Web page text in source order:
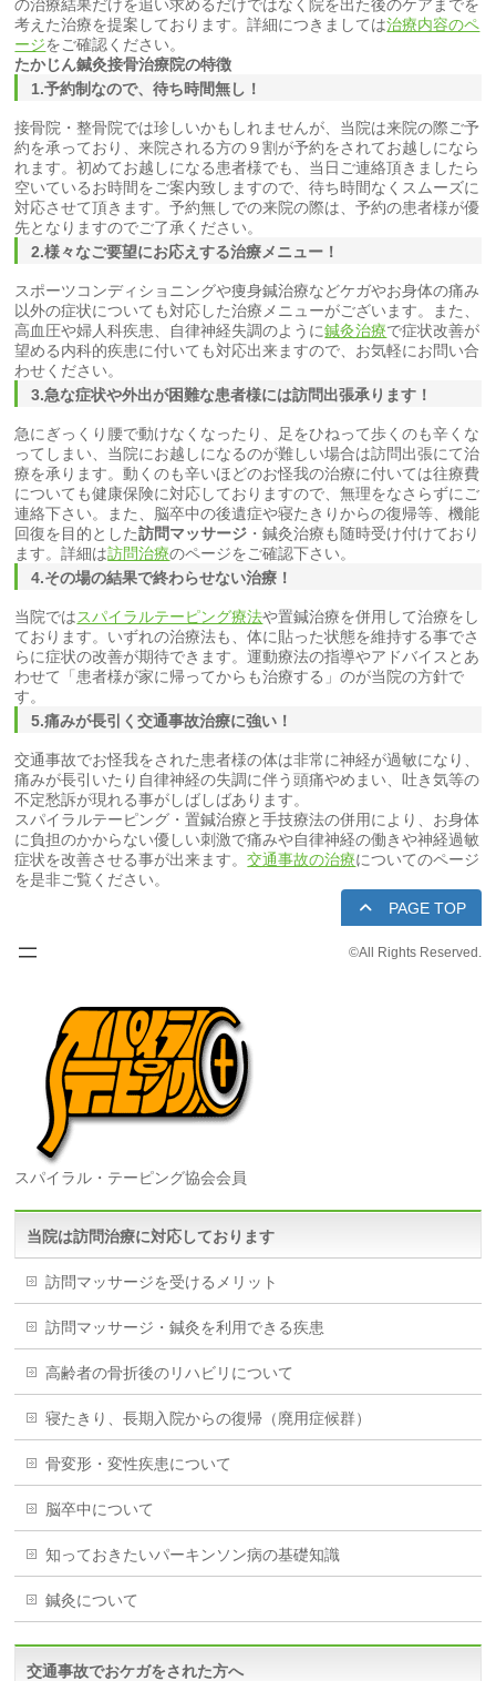
の治療結果だけを追い求めるだけではなく院を出た後のケアまでを
考えた治療を提案しております。詳細につきましては治療内容のペ
ージをご確認ください。
たかじん鍼灸接骨治療院の特徴
1.予約制なので、待ち時間無し！
接骨院・整骨院では珍しいかもしれませんが、当院は来院の際ご予
約を承っており、来院される方の９割が予約をされてお越しになら
れます。初めてお越しになる患者様でも、当日ご連絡頂きましたら
空いているお時間をご案内致しますので、待ち時間なくスムーズに
対応させて頂きます。予約無しでの来院の際は、予約の患者様が優
先となりますのでご了承ください。
2.様々なご要望にお応えする治療メニュー！
スポーツコンディショニングや痩身鍼治療などケガやお身体の痛み
以外の症状についても対応した治療メニューがございます。また、
高血圧や婦人科疾患、自律神経失調のように鍼灸治療で症状改善が
望める内科的疾患に付いても対応出来ますので、お気軽にお問い合
わせください。
3.急な症状や外出が困難な患者様には訪問出張承ります！
急にぎっくり腰で動けなくなったり、足をひねって歩くのも辛くな
ってしまい、当院にお越しになるのが難しい場合は訪問出張にて治
療を承ります。動くのも辛いほどのお怪我の治療に付いては往療費
についても健康保険に対応しておりますので、無理をなさらずにご
連絡下さい。また、脳卒中の後遺症や寝たきりからの復帰等、機能
回復を目的とした訪問マッサージ ・鍼灸治療も随時受け付けており
ます。詳細は訪問治療のページをご確認下さい。
4.その場の結果で終わらせない治療！
当院ではスパイラルテーピング療法や置鍼治療を併用して治療をし
ております。いずれの治療法も、体に貼った状態を維持する事でさ
らに症状の改善が期待できます。運動療法の指導やアドバイスとあ
わせて「患者様が家に帰ってからも治療する」のが当院の方針で
す。
5.痛みが長引く交通事故治療に強い！
交通事故でお怪我をされた患者様の体は非常に神経が過敏になり、
痛みが長引いたり自律神経の失調に伴う頭痛やめまい、吐き気等の
不定愁訴が現れる事がしばしばあります。
スパイラルテーピング・置鍼治療と手技療法の併用により、お身体
に負担のかからない優しい刺激で痛みや自律神経の働きや神経過敏
症状を改善させる事が出来ます。交通事故の治療についてのページ
を是非ご覧ください。
PAGE TOP
©All Rights Reserved.
スパイラル・テーピング協会会員
当院は訪問治療に対応しております
訪問マッサージを受けるメリット
訪問マッサージ・鍼灸を利用できる疾患
高齢者の骨折後のリハビリについて
寝たきり、長期入院からの復帰（廃用症候群）
骨変形・変性疾患について
脳卒中について
知っておきたいパーキンソン病の基礎知識
鍼灸について
交通事故でおケガをされた方へ